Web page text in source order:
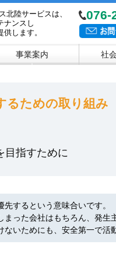
北陸サービスは、
ナンスし
します。
076-
事業案内
▼
社
るための取り組み
目指すために
するという意味合いです。
まった会社はもちろん、発生
ないためにも、安全第一で活